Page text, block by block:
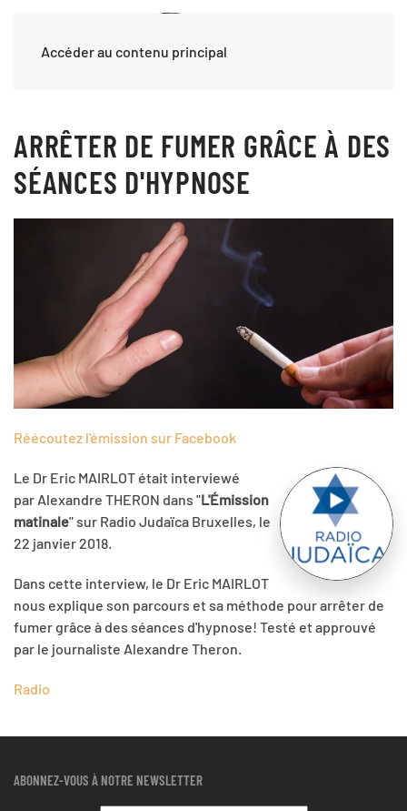
Accéder au contenu principal
ARRÊTER DE FUMER GRÂCE À DES
SÉANCES D'HYPNOSE
Réécoutez l'émission sur Facebook
Le Dr Eric MAIRLOT était interviewé
par Alexandre THERON dans "L'Émission
matinale" sur Radio Judaïca Bruxelles, le
22 janvier 2018.
Dans cette interview, le Dr Eric MAIRLOT
nous explique son parcours et sa méthode pour arrêter de
fumer grâce à des séances d'hypnose! Testé et approuvé
par le journaliste Alexandre Theron.
Radio
ABONNEZ-VOUS À NOTRE NEWSLETTER